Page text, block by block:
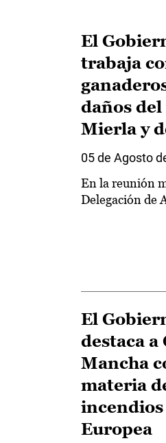
El
trabaja
daños
Mierla y
05 de Agosto
En la reunión
Delegación de
El
destaca a
Mancha
materia
Europea